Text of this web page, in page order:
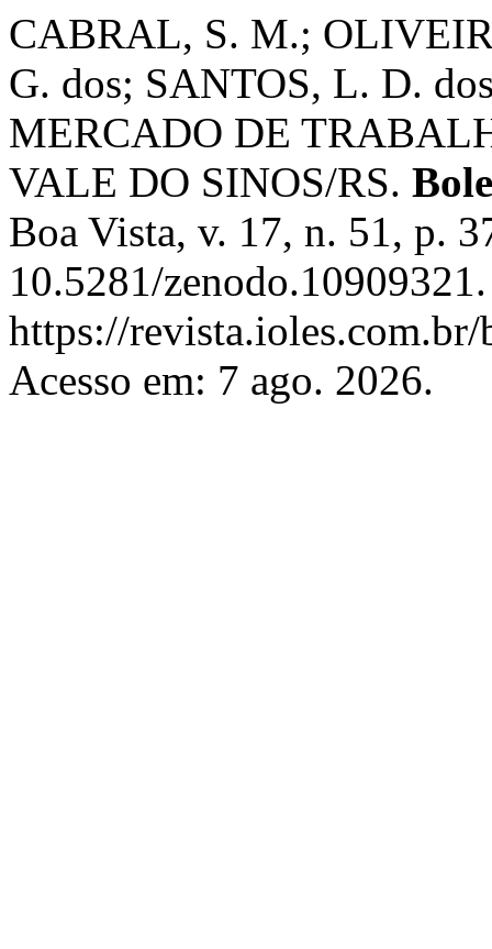
CABRAL, S. M.;
G. dos; SANTOS, L. D.
MERCADO DE
VALE DO SINOS/RS.
Boa Vista, v. 17, n. 51, p.
10.5281/
https://
Acesso em: 7 ago. 2026.